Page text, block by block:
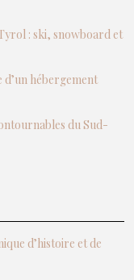
: ski, snowboard et
d’un hébergement
du Sud-
d’histoire et de